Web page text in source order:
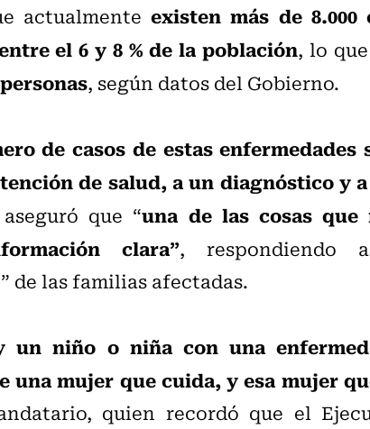
actualmente existen más de
el 6 y 8 % de la población, lo
, según datos del Gobierno.
de casos de estas
de salud, a un diagnóstico y
que “una de las cosas
clara”, respondiendo
de las familias afectadas.
un niño o niña con una
una mujer que cuida, y esa mujer
quien recordó que el